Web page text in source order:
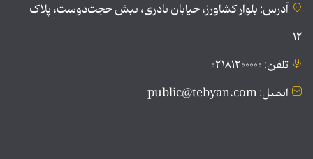
آدرس: بلوار کشاورز، خیابان نادری، نبش حجت‌دوست، پلاک
۱۲
تلفن: ۰۲۱۸۱۲۰۰۰۰۰
ایمیل: public@tebyan.com